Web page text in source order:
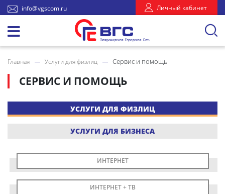
info@vgscom.ru Личный кабинет
Главная Услуги для физлиц Сервис и помощь
СЕРВИС И ПОМОЩЬ
УСЛУГИ ДЛЯ ФИЗЛИЦ
УСЛУГИ ДЛЯ БИЗНЕСА
ИНТЕРНЕТ
ИНТЕРНЕТ + ТВ